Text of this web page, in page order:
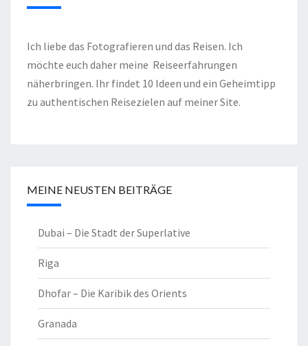
Ich liebe das Fotografieren und das Reisen. Ich
möchte euch daher meine Reiseerfahrungen
näherbringen. Ihr findet 10 Ideen und ein Geheimtipp
zu authentischen Reisezielen auf meiner Site.
MEINE NEUSTEN BEITRÄGE
Dubai – Die Stadt der Superlative
Riga
Dhofar – Die Karibik des Orients
Granada